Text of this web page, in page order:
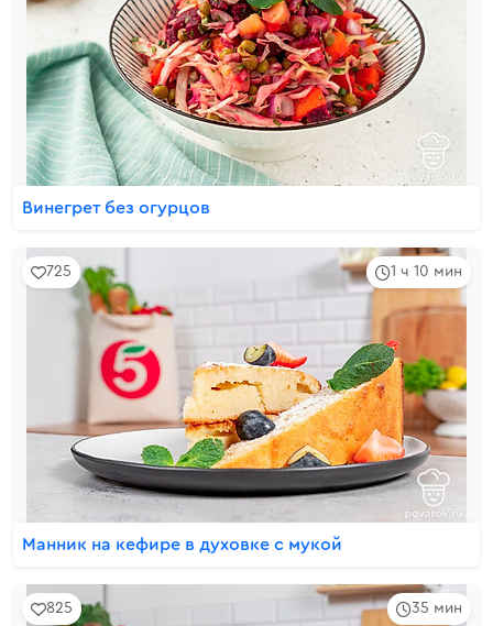
Винегрет без огурцов
1 ч 10 мин
725
Манник на кефире в духовке с мукой
35 мин
825